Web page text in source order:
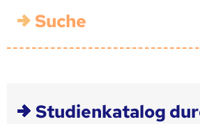
Suche
Studienkatalog